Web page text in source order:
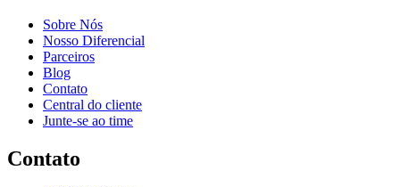
Sobre Nós
Nosso Diferencial
Parceiros
Blog
Contato
Central do cliente
Junte-se ao time
Contato